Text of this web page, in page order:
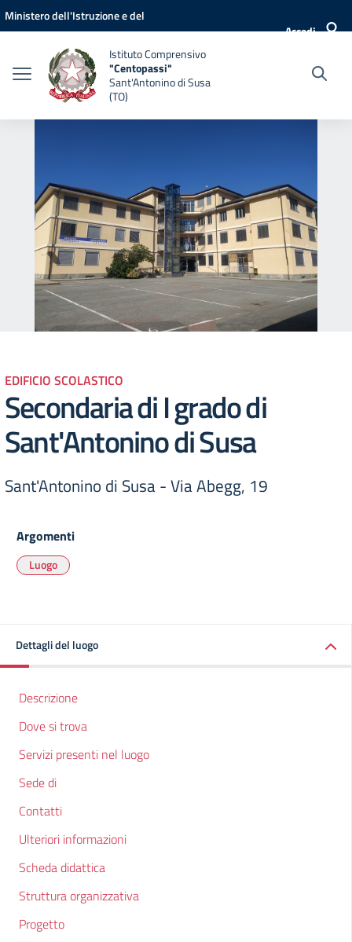
Vai ai contenuti
Vai al menu di navigazione
Vai al footer
Ministero dell'Istruzione e del
Accedi
Istituto Comprensivo
"Centopassi"
Sant'Antonino di Susa
(TO)
EDIFICIO SCOLASTICO
Secondaria di I grado di
Sant'Antonino di Susa
Sant'Antonino di Susa - Via Abegg, 19
Argomenti
Luogo
Dettagli del luogo
Descrizione
Dove si trova
Servizi presenti nel luogo
Sede di
Contatti
Ulteriori informazioni
Scheda didattica
Struttura organizzativa
Progetto